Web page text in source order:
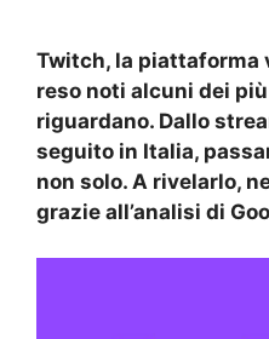
Twitch, la piattaforma
reso noti alcuni dei
riguardano. Dallo
seguito in Italia,
non solo. A rivelarlo,
grazie all’analisi di